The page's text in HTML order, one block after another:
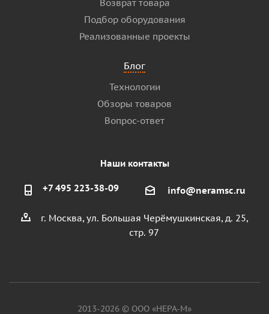
Возврат товара
Подбор оборудования
Реализованные проекты
Блог
Технологии
Обзоры товаров
Вопрос-ответ
Наши контакты
+7 495 223-38-09 info@neramsc.ru
г. Москва, ул. Большая Черёмушкинская, д. 25,
стр. 97
2013-2026 © ООО «НЕРА-М»